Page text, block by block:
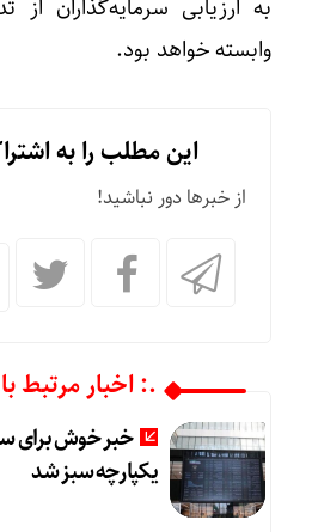
به ارزیابی سرمایه‌گذاران
وابسته خواهد بود.
این مطلب را به
از خبرها دور نباشید!
.: اخبار مرتبط
خبر خوش برای
یکپارچه سبز شد